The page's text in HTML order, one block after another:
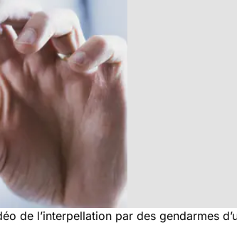
de l’interpellation par des gendarmes